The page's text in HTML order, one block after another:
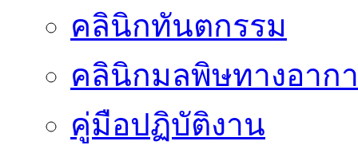
คลินิกทันตกรรม
คลินิกมลพิษทางอาก
คู่มือปฏิบัติงาน